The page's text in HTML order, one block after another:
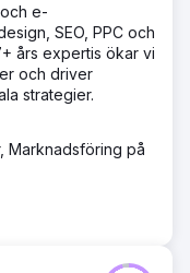
e-
SEO, PPC och
års expertis ökar vi
och driver
strategier.
Marknadsföring på